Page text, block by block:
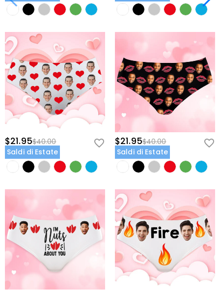
$21.95$40.00
Saldi di Estate
$21.95$40.00
Saldi di Estate